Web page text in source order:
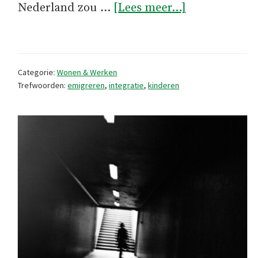
Nederland zou … [Lees meer...]
Categorie: Wonen & Werken
Trefwoorden: emigreren, integratie, kinderen